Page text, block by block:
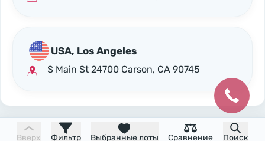
Вверх Фильтр Выбранные лоты Сравнение Поиск
USA, Los Angeles
S Main St 24700 Carson, CA 90745